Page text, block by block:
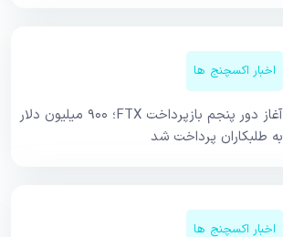
اخبار اکسچنج ها
آغاز دور پنجم بازپرداخت FTX؛ ۹۰۰ میلیون دلار
به طلبکاران پرداخت شد
اخبار اکسچنج ها